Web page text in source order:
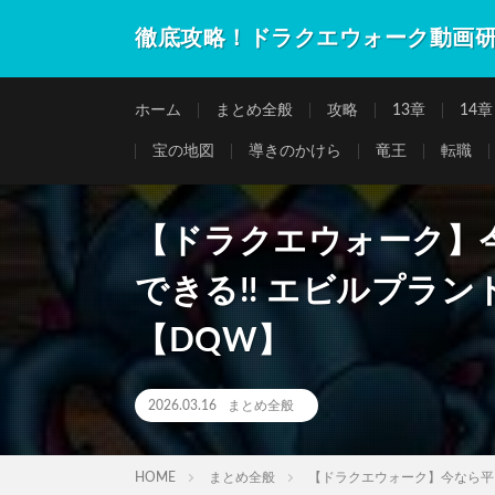
徹底攻略！ドラクエウォーク動画
ホーム まとめ全般 攻略 13章 14章
宝の地図 導きのかけら 竜王 転職
【ドラクエウォーク
できる!! エビルプラン
【DQW】
2026.03.16 まとめ全般
HOME まとめ全般 【ドラクエウォーク】今なら